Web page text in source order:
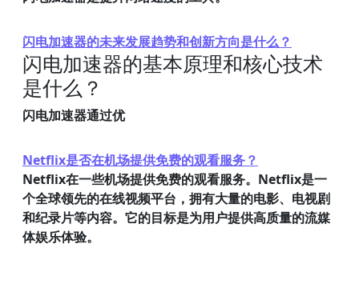
闪电加速器的未来发展趋势和创新方向是什么？
闪电加速器的基本原理和核心技术
是什么？
闪电加速器通过优
Netflix是否在机场提供免费的观看服务？
Netflix在一些机场提供免费的观看服务。Netflix是一
个全球领先的在线视频平台，拥有大量的电影、电视剧
和纪录片等内容。它的目标是为用户提供高质量的流媒
体娱乐体验。